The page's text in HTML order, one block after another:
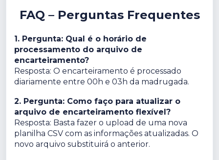
FAQ – Perguntas Frequentes
1. Pergunta: Qual é o horário de
processamento do arquivo de
encarteiramento?
Resposta: O encarteiramento é processado
diariamente entre 00h e 03h da madrugada.
2. Pergunta: Como faço para atualizar o
arquivo de encarteiramento flexível?
Resposta: Basta fazer o upload de uma nova
planilha CSV com as informações atualizadas. O
novo arquivo substituirá o anterior.